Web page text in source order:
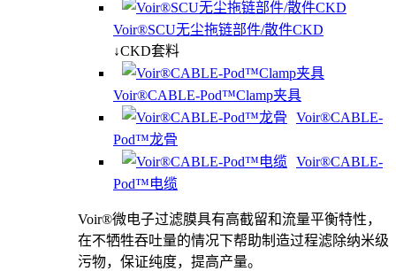
Voir®SCU无尘拖链部件/散件CKD
↓CKD套料
Voir®CABLE-Pod™Clamp夹具
Voir®CABLE-
Pod™龙骨
Voir®CABLE-
Pod™电缆
Voir®微电子过滤膜具有高截留和流量平衡特性，
在不牺牲吞吐量的情况下帮助制造过程滤除纳米级
污物，保证纯度，提高产量。